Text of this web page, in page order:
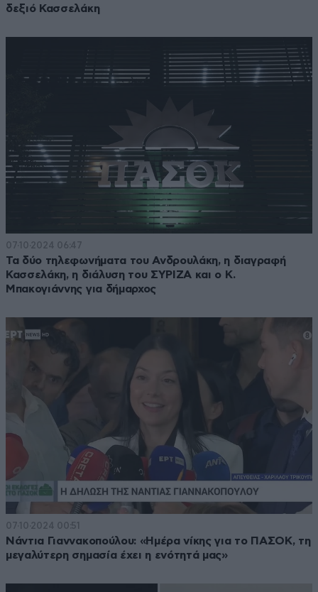
δεξιό Κασσελάκη
07·10·2024 06:47
Τα δύο τηλεφωνήματα του Ανδρουλάκη, η διαγραφή
Κασσελάκη, η διάλυση του ΣΥΡΙΖΑ και ο Κ.
Μπακογιάννης για δήμαρχος
07·10·2024 00:51
Νάντια Γιαννακοπούλου: «Ημέρα νίκης για το ΠΑΣΟΚ, τη
μεγαλύτερη σημασία έχει η ενότητά μας»